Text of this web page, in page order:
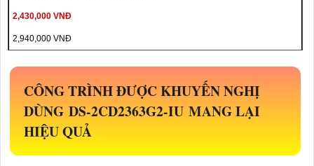
2,430,000 VNĐ
2,940,000 VNĐ
CÔNG TRÌNH ĐƯỢC KHUYẾN NGHỊ
DÙNG DS-2CD2363G2-IU MANG LẠI
HIỆU QUẢ